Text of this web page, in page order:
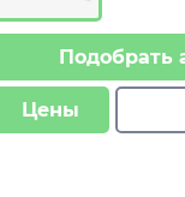
Подобрать
Цены